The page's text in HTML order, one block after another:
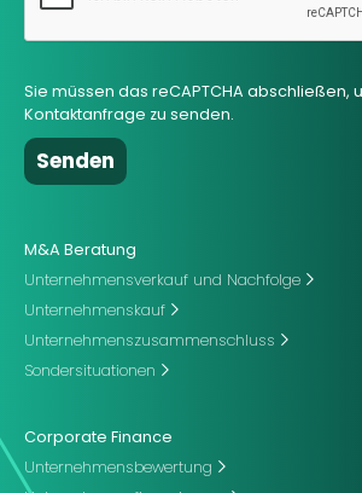
Sie müssen das reCAPTCHA abschließen,
Kontaktanfrage zu senden.
M&A Beratung
Unternehmensverkauf und Nachfolge
Unternehmenskauf
Unternehmenszusammenschluss
Sondersituationen
Corporate Finance
Unternehmensbewertung